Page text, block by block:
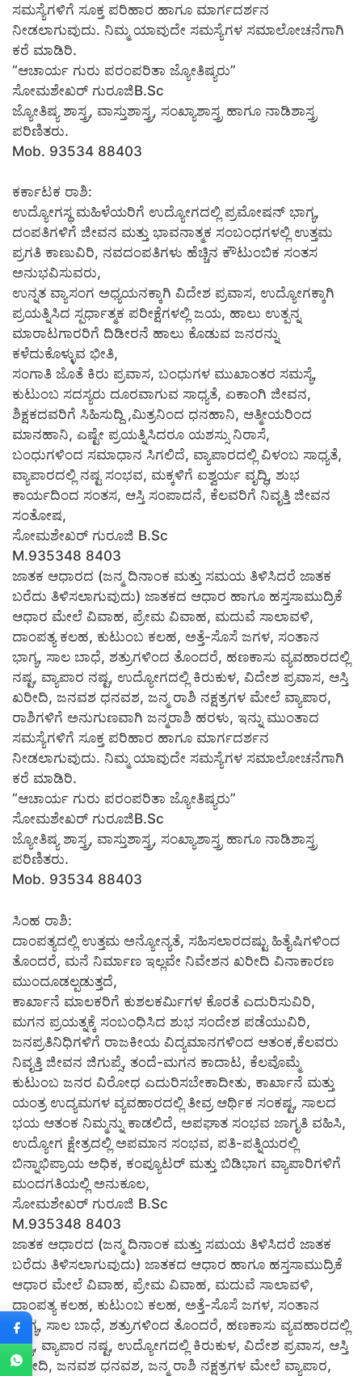
ಸಮಸ್ಯೆಗಳಿಗೆ ಸೂಕ್ತ ಪರಿಹಾರ ಹಾಗೂ ಮಾರ್ಗದರ್ಶನ
ನೀಡಲಾಗುವುದು. ನಿಮ್ಮ ಯಾವುದೇ ಸಮಸ್ಯೆಗಳ ಸಮಾಲೋಚನೆಗಾಗಿ
ಕರೆ ಮಾಡಿರಿ.
“ಆಚಾರ್ಯ ಗುರು ಪರಂಪರಿತಾ ಜ್ಯೋತಿಷ್ಯರು”
ಸೋಮಶೇಖರ್ ಗುರೂಜಿB.Sc
ಜ್ಯೋತಿಷ್ಯ ಶಾಸ್ತ್ರ, ವಾಸ್ತುಶಾಸ್ತ್ರ, ಸಂಖ್ಯಾಶಾಸ್ತ್ರ ಹಾಗೂ ನಾಡಿಶಾಸ್ತ್ರ
ಪರಿಣಿತರು.
Mob. 93534 88403
ಕರ್ಕಾಟಕ ರಾಶಿ:
ಉದ್ಯೋಗಸ್ಥ ಮಹಿಳೆಯರಿಗೆ ಉದ್ಯೋಗದಲ್ಲಿ ಪ್ರಮೋಷನ್ ಭಾಗ್ಯ,
ದಂಪತಿಗಳಿಗೆ ಜೀವನ ಮತ್ತು ಭಾವನಾತ್ಮಕ ಸಂಬಂಧಗಳಲ್ಲಿ ಉತ್ತಮ
ಪ್ರಗತಿ ಕಾಣುವಿರಿ, ನವದಂಪತಿಗಳು ಹೆಚ್ಚಿನ ಕೌಟುಂಬಿಕ ಸಂತಸ
ಅನುಭವಿಸುವರು,
ಉನ್ನತ ವ್ಯಾಸಂಗ ಅಧ್ಯಯನಕ್ಕಾಗಿ ವಿದೇಶ ಪ್ರವಾಸ, ಉದ್ಯೋಗಕ್ಕಾಗಿ
ಪ್ರಯತ್ನಿಸಿದ ಸ್ಪರ್ಧಾತ್ಮಕ ಪರೀಕ್ಷೆಗಳಲ್ಲಿ ಜಯ, ಹಾಲು ಉತ್ಪನ್ನ
ಮಾರಾಟಗಾರರಿಗೆ ದಿಡೀರನೆ ಹಾಲು ಕೊಡುವ ಜನರನ್ನು
ಕಳೆದುಕೊಳ್ಳುವ ಭೀತಿ,
ಸಂಗಾತಿ ಜೊತೆ ಕಿರು ಪ್ರವಾಸ, ಬಂಧುಗಳ ಮುಖಾಂತರ ಸಮಸ್ಯೆ,
ಕುಟುಂಬ ಸದಸ್ಯರು ದೂರವಾಗುವ ಸಾಧ್ಯತೆ, ಏಕಾಂಗಿ ಜೀವನ,
ಶಿಕ್ಷಕದವರಿಗೆ ಸಿಹಿಸುದ್ದಿ ,ಮಿತ್ರನಿಂದ ಧನಹಾನಿ, ಆತ್ಮೀಯರಿಂದ
ಮಾನಹಾನಿ, ಎಷ್ಟೇ ಪ್ರಯತ್ನಿಸಿದರೂ ಯಶಸ್ಸು ನಿರಾಸೆ,
ಬಂಧುಗಳಿಂದ ಸಮಾಧಾನ ಸಿಗಲಿದೆ, ವ್ಯಾಪಾರದಲ್ಲಿ ವಿಳಂಬ ಸಾಧ್ಯತೆ,
ವ್ಯಾಪಾರದಲ್ಲಿ ನಷ್ಟ ಸಂಭವ, ಮಕ್ಕಳಿಗೆ ಐಶ್ವರ್ಯ ವೃದ್ಧಿ, ಶುಭ
ಕಾರ್ಯದಿಂದ ಸಂತಸ, ಆಸ್ತಿ ಸಂಪಾದನೆ, ಕೆಲವರಿಗೆ ನಿವೃತ್ತಿ ಜೀವನ
ಸಂತೋಷ,
ಸೋಮಶೇಖರ್ ಗುರೂಜಿ B.Sc
M.935348 8403
ಜಾತಕ ಆಧಾರದ (ಜನ್ಮ ದಿನಾಂಕ ಮತ್ತು ಸಮಯ ತಿಳಿಸಿದರೆ ಜಾತಕ
ಬರೆದು ತಿಳಿಸಲಾಗುವುದು) ಜಾತಕದ ಆಧಾರ ಹಾಗೂ ಹಸ್ತಸಾಮುದ್ರಿಕೆ
ಆಧಾರ ಮೇಲೆ ವಿವಾಹ, ಪ್ರೇಮ ವಿವಾಹ, ಮದುವೆ ಸಾಲಾವಳಿ,
ದಾಂಪತ್ಯ ಕಲಹ, ಕುಟುಂಬ ಕಲಹ, ಅತ್ತೆ-ಸೊಸೆ ಜಗಳ, ಸಂತಾನ
ಭಾಗ್ಯ, ಸಾಲ ಬಾಧೆ, ಶತ್ರುಗಳಿಂದ ತೊಂದರೆ, ಹಣಕಾಸು ವ್ಯವಹಾರದಲ್ಲಿ
ನಷ್ಟ, ವ್ಯಾಪಾರ ನಷ್ಟ, ಉದ್ಯೋಗದಲ್ಲಿ ಕಿರುಕುಳ, ವಿದೇಶ ಪ್ರವಾಸ, ಆಸ್ತಿ
ಖರೀದಿ, ಜನವಶ ಧನವಶ, ಜನ್ಮ ರಾಶಿ ನಕ್ಷತ್ರಗಳ ಮೇಲೆ ವ್ಯಾಪಾರ,
ರಾಶಿಗಳಿಗೆ ಅನುಗುಣವಾಗಿ ಜನ್ಮರಾಶಿ ಹರಳು, ಇನ್ನು ಮುಂತಾದ
ಸಮಸ್ಯೆಗಳಿಗೆ ಸೂಕ್ತ ಪರಿಹಾರ ಹಾಗೂ ಮಾರ್ಗದರ್ಶನ
ನೀಡಲಾಗುವುದು. ನಿಮ್ಮ ಯಾವುದೇ ಸಮಸ್ಯೆಗಳ ಸಮಾಲೋಚನೆಗಾಗಿ
ಕರೆ ಮಾಡಿರಿ.
“ಆಚಾರ್ಯ ಗುರು ಪರಂಪರಿತಾ ಜ್ಯೋತಿಷ್ಯರು”
ಸೋಮಶೇಖರ್ ಗುರೂಜಿB.Sc
ಜ್ಯೋತಿಷ್ಯ ಶಾಸ್ತ್ರ, ವಾಸ್ತುಶಾಸ್ತ್ರ, ಸಂಖ್ಯಾಶಾಸ್ತ್ರ ಹಾಗೂ ನಾಡಿಶಾಸ್ತ್ರ
ಪರಿಣಿತರು.
Mob. 93534 88403
ಸಿಂಹ ರಾಶಿ:
ದಾಂಪತ್ಯದಲ್ಲಿ ಉತ್ತಮ ಅನ್ಯೋನ್ಯತೆ, ಸಹಿಸಲಾರದಷ್ಟು ಹಿತೈಷಿಗಳಿಂದ
ತೊಂದರೆ, ಮನೆ ನಿರ್ಮಾಣ ಇಲ್ಲವೇ ನಿವೇಶನ ಖರೀದಿ ವಿನಾಕಾರಣ
ಮುಂದೂಡಲ್ಪಡುತ್ತದೆ,
ಕಾರ್ಖಾನೆ ಮಾಲಕರಿಗೆ ಕುಶಲಕರ್ಮಿಗಳ ಕೊರತೆ ಎದುರಿಸುವಿರಿ,
ಮಗನ ಪ್ರಯತ್ನಕ್ಕೆ ಸಂಬಂಧಿಸಿದ ಶುಭ ಸಂದೇಶ ಪಡೆಯುವಿರಿ,
ಜನಪ್ರತಿನಿಧಿಗಳಿಗೆ ರಾಜಕೀಯ ವಿದ್ಯಮಾನಗಳಿಂದ ಆತಂಕ,ಕೆಲವರು
ನಿವೃತ್ತಿ ಜೀವನ ಜಿಗುಪ್ಸೆ, ತಂದೆ-ಮಗನ ಕಾದಾಟ, ಕೆಲವೊಮ್ಮೆ
ಕುಟುಂಬ ಜನರ ವಿರೋಧ ಎದುರಿಸಬೇಕಾದೀತು, ಕಾರ್ಖಾನೆ ಮತ್ತು
ಯಂತ್ರ ಉದ್ಯಮಗಳ ವ್ಯವಹಾರದಲ್ಲಿ ತೀವ್ರ ಆರ್ಥಿಕ ಸಂಕಷ್ಟ, ಸಾಲದ
ಭಯ ಆತಂಕ ನಿಮ್ಮನ್ನು ಕಾಡಲಿದೆ, ಅಪಘಾತ ಸಂಭವ ಜಾಗೃತಿ ವಹಿಸಿ,
ಉದ್ಯೋಗ ಕ್ಷೇತ್ರದಲ್ಲಿ ಅಪಮಾನ ಸಂಭವ, ಪತಿ-ಪತ್ನಿಯರಲ್ಲಿ
ಬಿನ್ನಾಭಿಪ್ರಾಯ ಅಧಿಕ, ಕಂಪ್ಯೂಟರ್ ಮತ್ತು ಬಿಡಿಭಾಗ ವ್ಯಾಪಾರಿಗಳಿಗೆ
ಮಂದಗತಿಯಲ್ಲಿ ಅನುಕೂಲ,
ಸೋಮಶೇಖರ್ ಗುರೂಜಿ B.Sc
M.935348 8403
ಜಾತಕ ಆಧಾರದ (ಜನ್ಮ ದಿನಾಂಕ ಮತ್ತು ಸಮಯ ತಿಳಿಸಿದರೆ ಜಾತಕ
ಬರೆದು ತಿಳಿಸಲಾಗುವುದು) ಜಾತಕದ ಆಧಾರ ಹಾಗೂ ಹಸ್ತಸಾಮುದ್ರಿಕೆ
ಆಧಾರ ಮೇಲೆ ವಿವಾಹ, ಪ್ರೇಮ ವಿವಾಹ, ಮದುವೆ ಸಾಲಾವಳಿ,
ದಾಂಪತ್ಯ ಕಲಹ, ಕುಟುಂಬ ಕಲಹ, ಅತ್ತೆ-ಸೊಸೆ ಜಗಳ, ಸಂತಾನ
ಭಾಗ್ಯ, ಸಾಲ ಬಾಧೆ, ಶತ್ರುಗಳಿಂದ ತೊಂದರೆ, ಹಣಕಾಸು ವ್ಯವಹಾರದಲ್ಲಿ
ನಷ್ಟ, ವ್ಯಾಪಾರ ನಷ್ಟ, ಉದ್ಯೋಗದಲ್ಲಿ ಕಿರುಕುಳ, ವಿದೇಶ ಪ್ರವಾಸ, ಆಸ್ತಿ
ಖರೀದಿ, ಜನವಶ ಧನವಶ, ಜನ್ಮ ರಾಶಿ ನಕ್ಷತ್ರಗಳ ಮೇಲೆ ವ್ಯಾಪಾರ,